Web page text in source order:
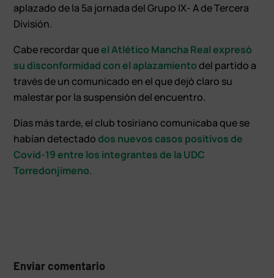
aplazado de la 5ª jornada del Grupo IX- A de Tercera
División.
Cabe recordar queel Atlético Mancha Real expresó
su disconformidad con el aplazamientodel partido a
través de un comunicado en el que dejó claro su
malestar por la suspensión del encuentro.
Días más tarde, el club tosiriano comunicaba que se
habían detectadodos nuevos casos positivos de
Covid-19 entre los integrantes de la UDC
Torredonjimeno.
Enviar comentario